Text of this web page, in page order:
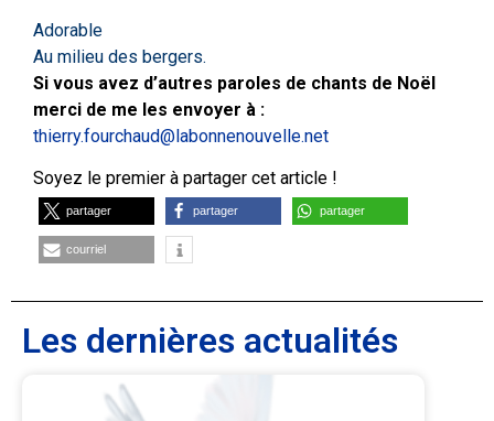
Adorable
Au milieu des bergers.
Si vous avez d’autres paroles de chants de Noël
merci de me les envoyer à :
thierry.fourchaud@labonnenouvelle.net
Soyez le premier à partager cet article !
partager partager partager
courriel
Les dernières actualités